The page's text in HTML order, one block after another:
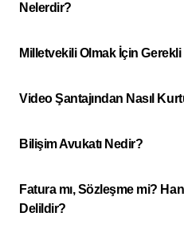
Nelerdir?
Milletvekili Olmak İçin
Video Şantajından Nasıl
Bilişim Avukatı Nedir?
Fatura mı, Sözleşme mi?
Delildir?